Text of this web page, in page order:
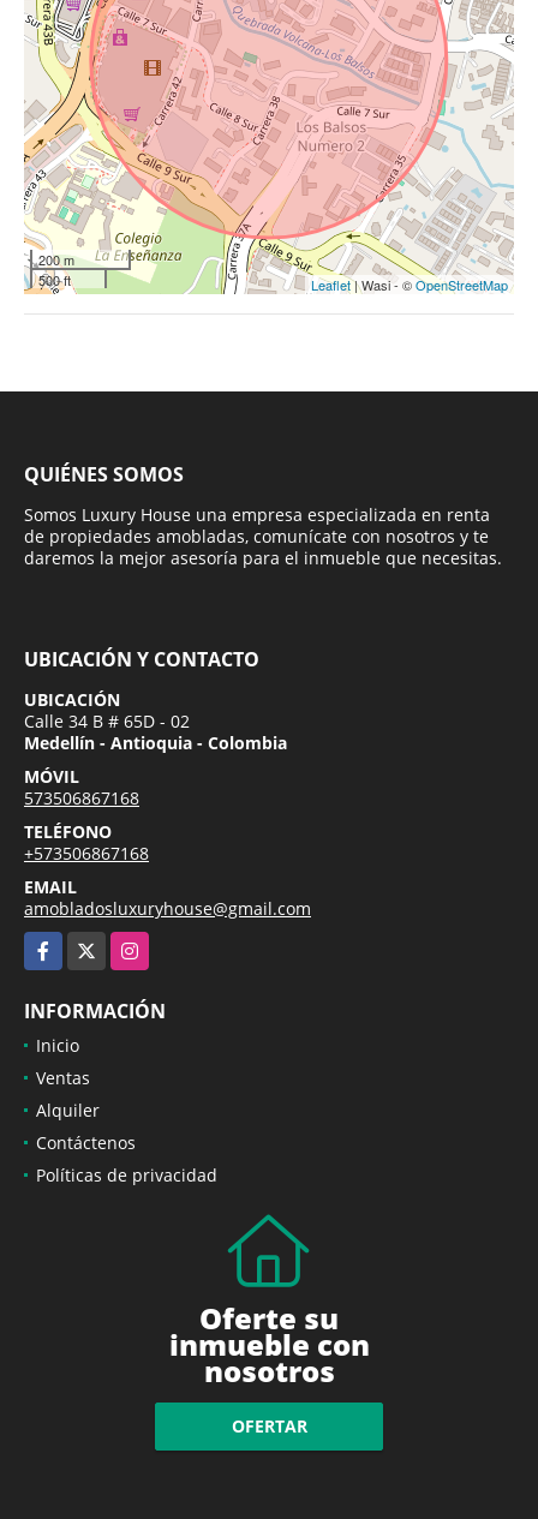
200 m
500 ft
Leaflet| Wasi - ©OpenStreetMap
QUIÉNES SOMOS
Somos Luxury House una empresa especializada en renta
de propiedades amobladas, comunícate con nosotros y te
daremos la mejor asesoría para el inmueble que necesitas.
UBICACIÓN Y CONTACTO
UBICACIÓN
Calle 34 B # 65D - 02
Medellín - Antioquia - Colombia
MÓVIL
573506867168
TELÉFONO
+573506867168
EMAIL
amobladosluxuryhouse@gmail.com
Facebook
Instagram
INFORMACIÓN
Inicio
Ventas
Alquiler
Contáctenos
Políticas de privacidad
Oferte su
inmueble con
nosotros
OFERTAR